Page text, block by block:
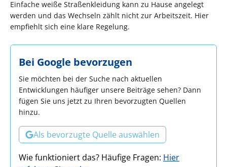
Einfache weiße Straßenkleidung kann zu Hause angelegt
werden und das Wechseln zählt nicht zur Arbeitszeit. Hier
empfiehlt sich eine klare Regelung.
Bei Google bevorzugen
Sie möchten bei der Suche nach aktuellen
Entwicklungen häufiger unsere Beiträge sehen? Dann
fügen Sie uns jetzt zu Ihren bevorzugten Quellen
hinzu.
Als bevorzugte Quelle auswählen
Wie funktioniert das? Häufige Fragen: Hier